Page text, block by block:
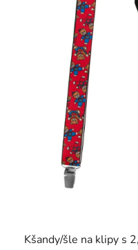
Kšandy/šle na klipy s